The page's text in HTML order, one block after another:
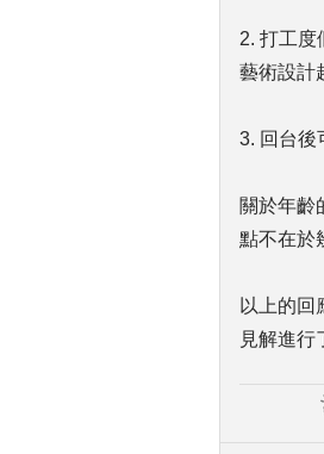
2. 打工度
藝術設計
3. 回台後
關於年齡
點不在於
以上的回
見解進行